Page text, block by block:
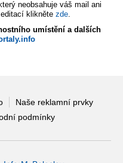
neobsahuje váš mail ani
klikněte zde.
umístění a dalších
Naše reklamní prvky
podmínky